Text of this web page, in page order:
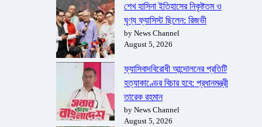
শেখ হাসিনা ইতিহাসের নিকৃষ্টতম ও
ঘৃণ্য ফ্যাসিস্ট ছিলেন: রিজভী
by News Channel
August 5, 2026
ফ্যাসিবাদবিরোধী আন্দোলনের প্রতিটি
হত্যাকাণ্ডের বিচার হবে: প্রধানমন্ত্রী
তারেক রহমান
by News Channel
August 5, 2026